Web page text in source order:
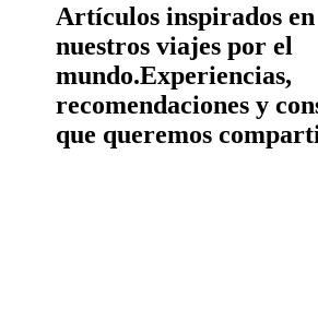
Artículos inspirados en
nuestros viajes por el
mundo.Experiencias,
recomendaciones y
que queremos